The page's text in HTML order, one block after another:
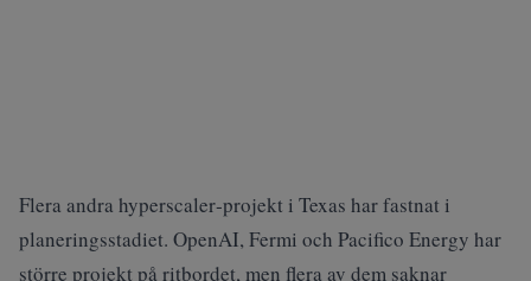
Flera andra hyperscaler‑projekt i Texas har fastnat i
planeringsstadiet. OpenAI, Fermi och Pacifico Energy har
större projekt på ritbordet, men flera av dem saknar